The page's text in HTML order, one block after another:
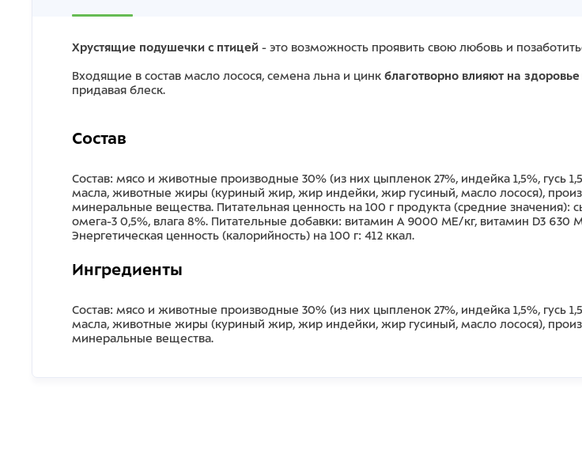
Хрустящие подушечки с птицей - это возможность проявить свою любовь и
Входящие в состав масло лосося, семена льна и цинк благотворно влияют на
придавая блеск.
Состав
Состав: мясо и животные производные 30% (из них цыпленок 27%, индейка 1,5%, гусь
масла, животные жиры (куриный жир, жир индейки, жир гусиный, масло лосося),
минеральные вещества. Питательная ценность на 100 г продукта (средние значения):
омега-3 0,5%, влага 8%. Питательные добавки: витамин А 9000 МЕ/кг, витамин D3 630
Энергетическая ценность (калорийность) на 100 г: 412 ккал.
Ингредиенты
Состав: мясо и животные производные 30% (из них цыпленок 27%, индейка 1,5%, гусь
масла, животные жиры (куриный жир, жир индейки, жир гусиный, масло лосося),
минеральные вещества.